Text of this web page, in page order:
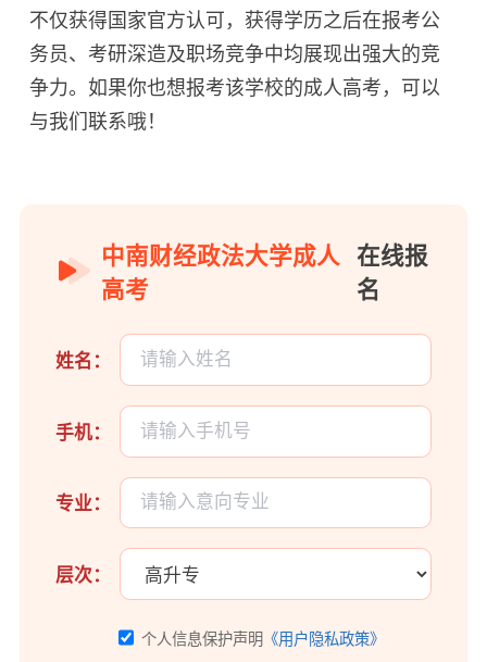
不仅获得国家官方认可，获得学历之后在报考公
务员、考研深造及职场竞争中均展现出强大的竞
争力。如果你也想报考该学校的成人高考，可以
与我们联系哦！
中南财经政法大学成人
高考
在线报
名
姓名：
手机：
专业：
层次：
个人信息保护声明 《用户隐私政策》